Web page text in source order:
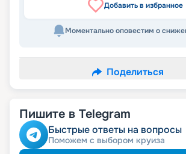
Добавить в избранное
Моментально оповестим о
Поделиться
Пишите в Telegram
Быстрые ответы на вопросы
Поможем с выбором круиза